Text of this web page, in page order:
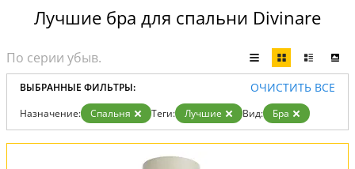
Лучшие бра для спальни Divinare
ВЫБРАННЫЕ ФИЛЬТРЫ: ОЧИСТИТЬ ВСЕ
Назначение: Спальня Теги: Лучшие Вид: Бра